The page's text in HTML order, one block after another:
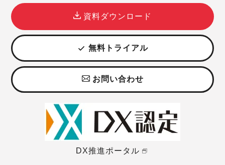
資料ダウンロード
無料トライアル
お問い合わせ
DX推進ポータル